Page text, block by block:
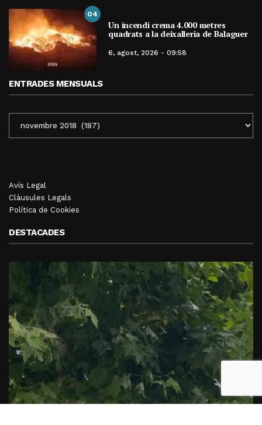
04
Un incendi crema 4.000 metres
quadrats a la deixalleria de Balaguer
6, agost, 2026 - 09:58
ENTRADES MENSUALS
MENSUALS
Avís Legal
Clàusules Legals
Política de Cookies
DESTACADES